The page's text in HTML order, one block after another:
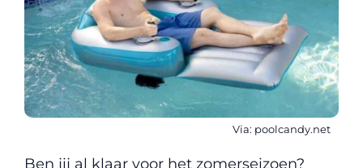
Via: poolcandy.net
Ben jij al klaar voor het zomerseizoen?